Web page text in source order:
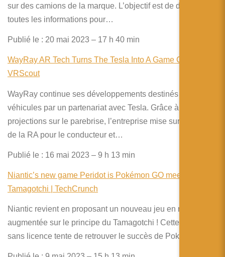
sur des camions de la marque. L’objectif est de donner
toutes les informations pour…
Publié le : 20 mai 2023 – 17 h 40 min
WayRay AR Tech Turns The Tesla Into A Game Console –
VRScout
WayRay continue ses développements destinés aux
véhicules par un partenariat avec Tesla. Grâce à des
projections sur le parebrise, l’entreprise mise sur l’usage
de la RA pour le conducteur et…
Publié le : 16 mai 2023 – 9 h 13 min
Niantic’s new game Peridot is Pokémon GO meets
Tamagotchi | TechCrunch
Niantic revient en proposant un nouveau jeu en réalité
augmentée sur le principe du Tamagotchi ! Cette tentative
sans licence tente de retrouver le succès de Pokemon Go.